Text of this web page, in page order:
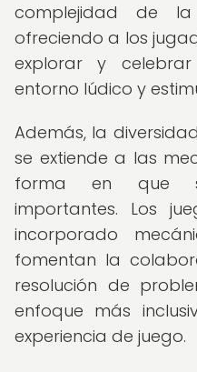
complejidad de la
ofreciendo a los
explorar y
entorno lúdico y
Además, la
se extiende a las
forma en que
importantes. Los
incorporado
fomentan la
resolución de
enfoque más
experiencia de juego.